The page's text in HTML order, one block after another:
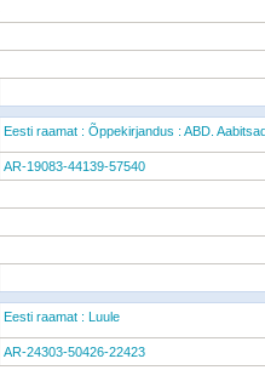
Eesti raamat : Õppekirjandus : ABD.
AR-19083-44139-57540
Eesti raamat : Luule
AR-24303-50426-22423